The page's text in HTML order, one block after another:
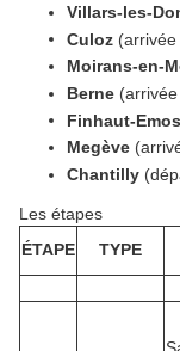
Villars-les-
Culoz (arrivée
Moirans-en-
Berne
Finhaut-
Megève
Chantilly
Les étapes
ÉTAPE
TYPE